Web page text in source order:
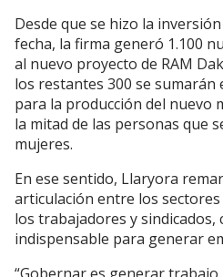
Desde que se hizo la
fecha, la firma generó 1.100
al nuevo proyecto de RAM
los restantes 300 se sumarán
para la producción del nuevo
la mitad de las personas que
mujeres.
En ese sentido, Llaryora
articulación entre los
los trabajadores y sindicados,
indispensable para generar